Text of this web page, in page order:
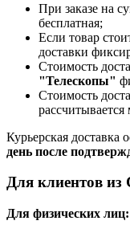
При заказе на
бесплатная;
Если товар
доставки
Стоимость
"Телескопы"
Стоимость
Курьерская доставка
день после
Для клиентов из
Для физических лиц: